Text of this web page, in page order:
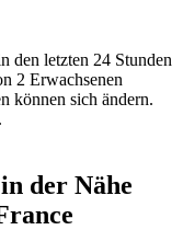
den letzten 24 Stunden
2 Erwachsenen
können sich ändern.
der Nähe